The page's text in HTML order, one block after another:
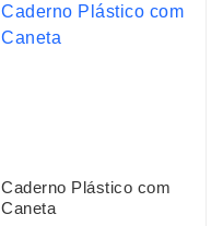
Caderno Plástico com
Caneta